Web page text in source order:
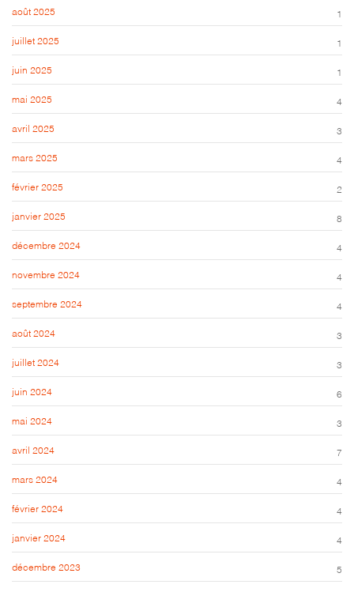
août 2025 1
juillet 2025 1
juin 2025 1
mai 2025 4
avril 2025 3
mars 2025 4
février 2025 2
janvier 2025 8
décembre 2024 4
novembre 2024 4
septembre 2024 4
août 2024 3
juillet 2024 3
juin 2024 6
mai 2024 3
avril 2024 7
mars 2024 4
février 2024 4
janvier 2024 4
décembre 2023 5